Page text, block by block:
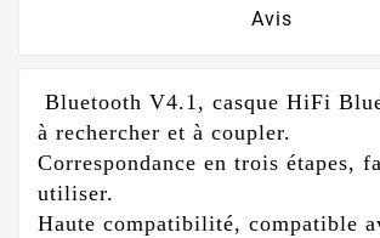
Avis
Bluetooth V4.1, casque HiFi
à rechercher et à coupler.
Correspondance en trois étapes,
utiliser.
Haute compatibilité, compatible